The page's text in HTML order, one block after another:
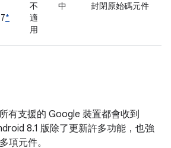
*
不
適
用
中 封閉原始碼元件
有支援的 Google 裝置都會收到
8.1 版除了更新許多功能，也強
項元件。